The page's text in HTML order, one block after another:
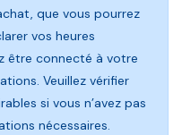
que vous pourrez
vos heures
être connecté à votre
Veuillez vérifier
si vous n’avez pas
nécessaires.